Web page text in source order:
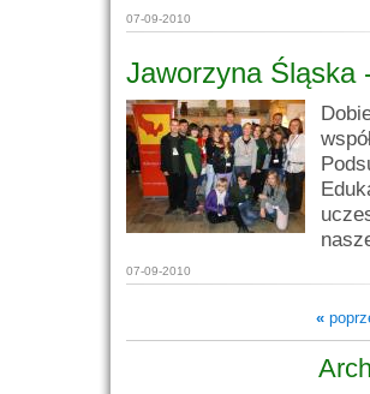
07-09-2010
Jaworzyna Śląska
07-09-2010
«